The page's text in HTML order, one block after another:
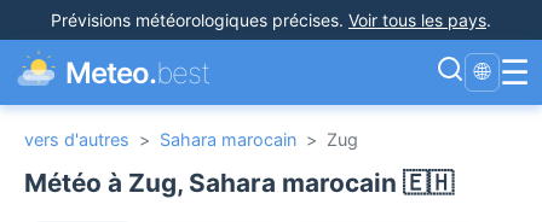
Prévisions météorologiques précises. Voir tous les pays.
Meteo.best 🌐 ☰
vers d'autres > Sahara marocain > Zug
Météo à Zug, Sahara marocain 🇪🇭